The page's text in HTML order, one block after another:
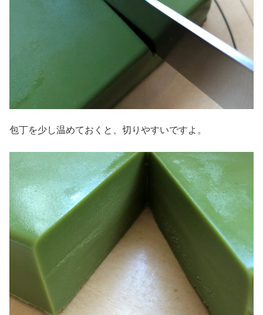
包丁を少し温めておくと、切りやすいですよ。